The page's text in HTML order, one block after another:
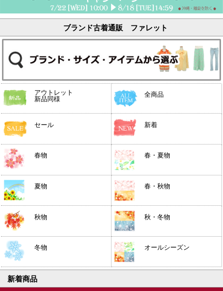
ブランド古着通販 ファレット
アウトレット
新品同様
全商品
セール 新着
春物 春・夏物
夏物 春・秋物
秋物 秋・冬物
冬物 オールシーズン
新着商品